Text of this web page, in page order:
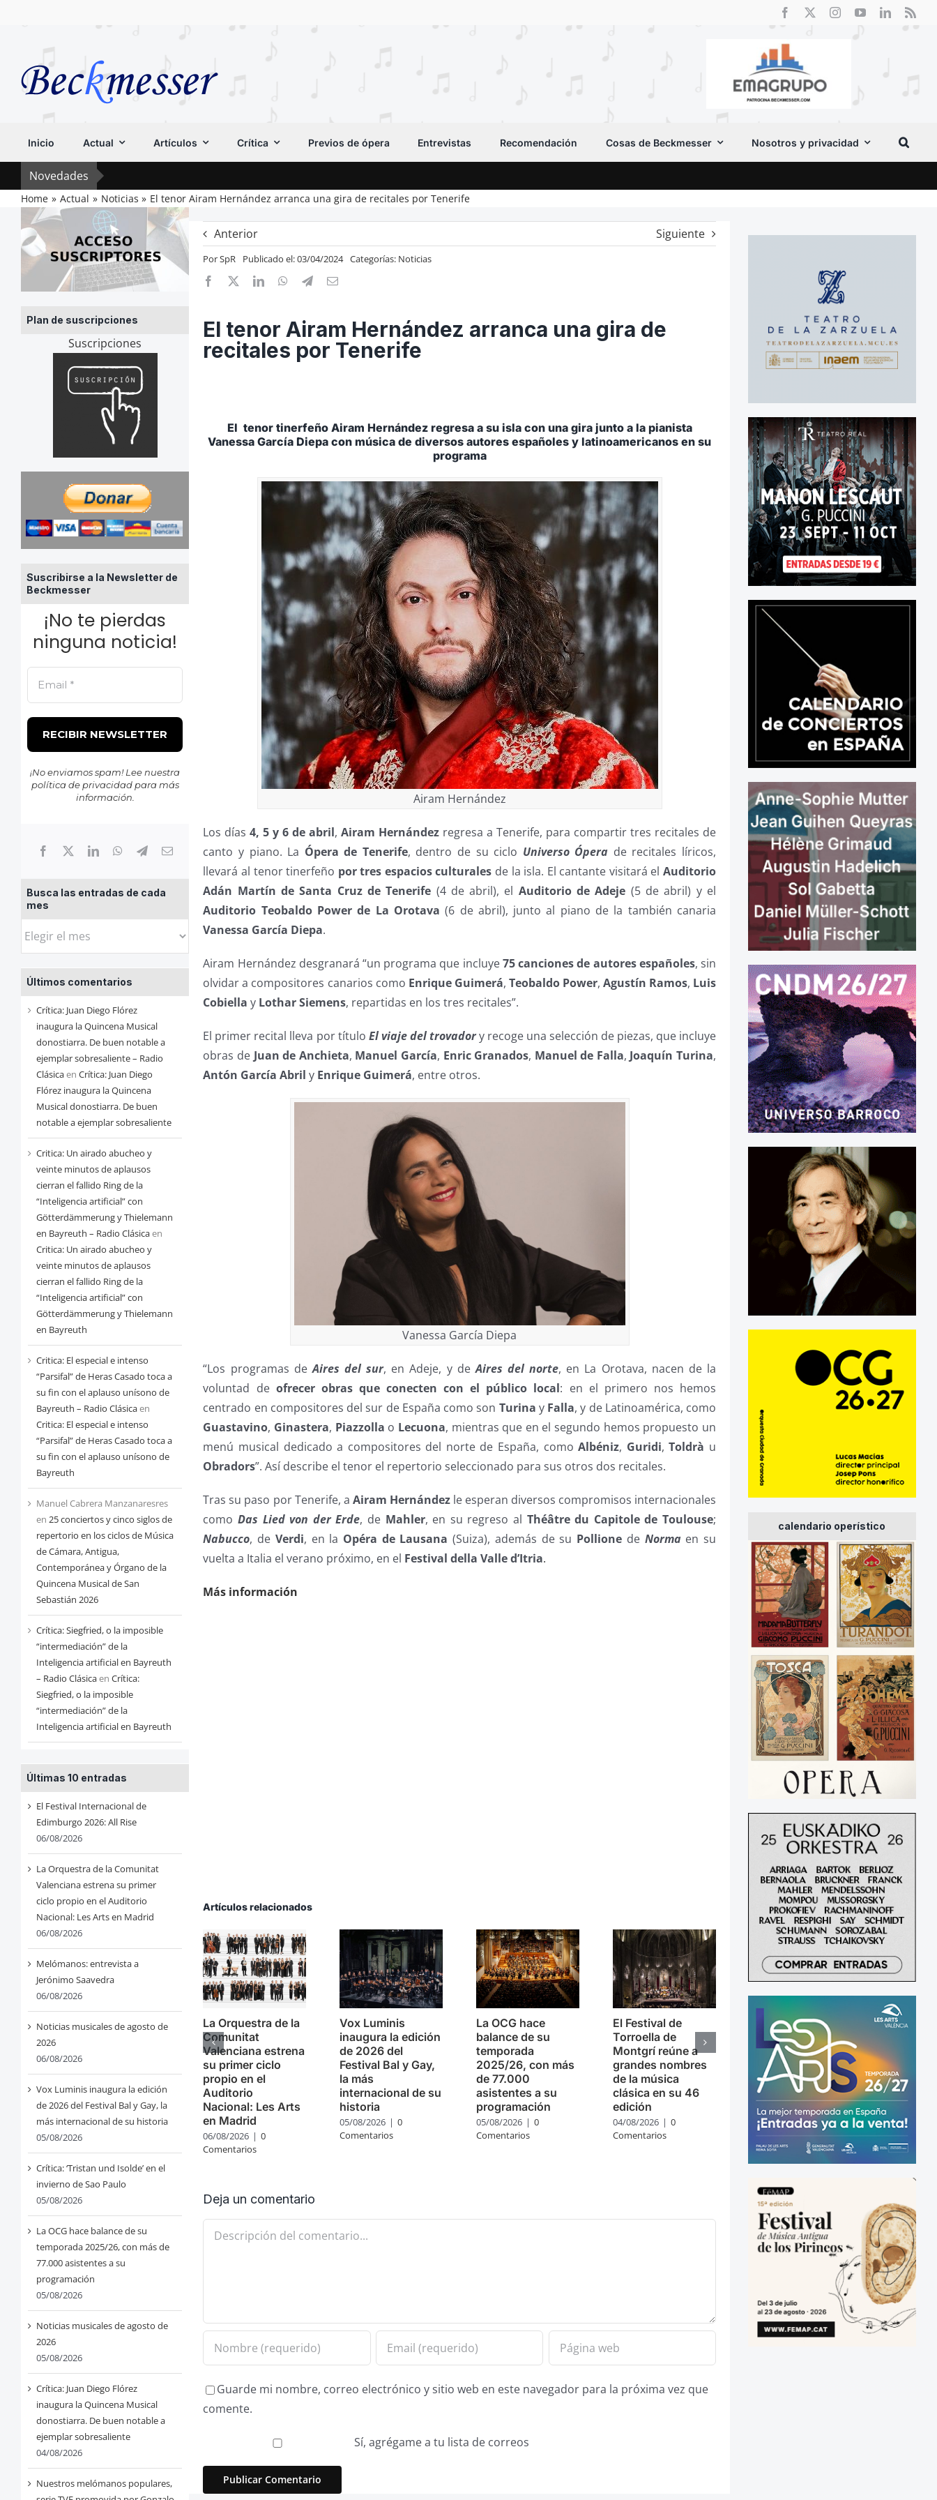
Inicio Actual Artículos Crítica Previos de ópera Entrevistas Recomendación Cosas de Beckmesser Nosotros y privacidad
Novedades
Home Actual Noticias El tenor Airam Hernández arranca una gira de recitales por Tenerife
Plan de suscripciones
Suscripciones
Suscribirse a la Newsletter de
Beckmesser
¡No te pierdas
ninguna noticia!
¡No enviamos spam! Lee nuestra
política de privacidadpara más
información.
Busca las entradas de cada
mes
Busca
entradas
de
cada
mes
Últimos comentarios
Crítica: Juan Diego Flórez
inaugura la Quincena Musical
donostiarra. De buen notable a
ejemplar sobresaliente – Radio
Clásicaen Crítica: Juan Diego
Flórez inaugura la Quincena
Musical donostiarra. De buen
notable a ejemplar sobresaliente
Critica: Un airado abucheo y
veinte minutos de aplausos
cierran el fallido Ring de la
“Inteligencia artificial” con
Götterdämmerung y Thielemann
en Bayreuth – Radio Clásicaen
Critica: Un airado abucheo y
veinte minutos de aplausos
cierran el fallido Ring de la
“Inteligencia artificial” con
Götterdämmerung y Thielemann
en Bayreuth
Critica: El especial e intenso
“Parsifal” de Heras Casado toca a
su fin con el aplauso unísono de
Bayreuth – Radio Clásicaen
Critica: El especial e intenso
“Parsifal” de Heras Casado toca a
su fin con el aplauso unísono de
Bayreuth
Manuel Cabrera Manzanaresres
en 25 conciertos y cinco siglos de
repertorio en los ciclos de Música
de Cámara, Antigua,
Contemporánea y Órgano de la
Quincena Musical de San
Sebastián 2026
Crítica: Siegfried, o la imposible
“intermediación” de la
Inteligencia artificial en Bayreuth
– Radio Clásicaen Crítica:
Siegfried, o la imposible
“intermediación” de la
Inteligencia artificial en Bayreuth
Últimas 10 entradas
El Festival Internacional de
Edimburgo 2026: All Rise
06/08/2026
La Orquestra de la Comunitat
Valenciana estrena su primer
ciclo propio en el Auditorio
Nacional: Les Arts en Madrid
06/08/2026
Melómanos: entrevista a
Jerónimo Saavedra
06/08/2026
Noticias musicales de agosto de
2026
06/08/2026
Vox Luminis inaugura la edición
de 2026 del Festival Bal y Gay, la
más internacional de su historia
05/08/2026
Crítica: ‘Tristan und Isolde’ en el
invierno de Sao Paulo
05/08/2026
La OCG hace balance de su
temporada 2025/26, con más de
77.000 asistentes a su
programación
05/08/2026
Noticias musicales de agosto de
2026
05/08/2026
Crítica: Juan Diego Flórez
inaugura la Quincena Musical
donostiarra. De buen notable a
ejemplar sobresaliente
04/08/2026
Nuestros melómanos populares,
Anterior Siguiente
PorSpR Publicado el: 03/04/2024 Categorías: Noticias
El tenor Airam Hernández arranca una gira de
recitales por Tenerife
El tenor tinerfeño Airam Hernández regresa a su isla con una gira junto a la pianista
Vanessa García Diepa con música de diversos autores españoles y latinoamericanos en su
programa
Airam Hernández
Los días4, 5 y 6 de abril,Airam Hernández regresa a Tenerife, para compartir tres recitales de
canto y piano. La Ópera de Tenerife, dentro de su ciclo Universo Ópera de recitales líricos,
llevará al tenor tinerfeño por tres espacios culturales de la isla. El cantante visitará el Auditorio
Adán Martín de Santa Cruz de Tenerife (4 de abril), el Auditorio de Adeje (5 de abril) y el
Auditorio Teobaldo Power de La Orotava(6 de abril), junto al piano de la también canaria
Vanessa García Diepa.
Airam Hernández desgranará “un programa que incluye75 canciones de autores españoles, sin
olvidar a compositores canarios como Enrique Guimerá, Teobaldo Power, Agustín Ramos, Luis
Cobiella y Lothar Siemens, repartidas en los tres recitales”.
El primer recital lleva por título El viaje del trovadory recoge una selección de piezas, que incluye
obras de Juan de Anchieta, Manuel García, Enric Granados, Manuel de Falla, Joaquín Turina,
Antón García Abril y Enrique Guimerá, entre otros.
Vanessa García Diepa
“Los programas deAires del sur, en Adeje, y deAires del norte, en La Orotava, nacen de la
voluntad de ofrecer obras que conecten con el público local: en el primero nos hemos
centrado en compositores del sur de España como son Turina y Falla, y de Latinoamérica, como
Guastavino, Ginastera, Piazzolla o Lecuona, mientras que en el segundo hemos propuesto un
menú musical dedicado a compositores del norte de España, comoAlbéniz, Guridi,Toldrà u
Obradors”. Así describe el tenor el repertorio seleccionado para sus otros dos recitales.
Tras su paso por Tenerife, a Airam Hernándezle esperan diversos compromisos internacionales
como Das Lied von der Erde, de Mahler, en su regreso al Théâtre du Capitole de Toulouse;
Nabucco, de Verdi, en la Opéra de Lausana (Suiza), además de su Pollione de Normaen su
vuelta a Italia el verano próximo, en el Festival della Valle d’Itria.
Más información
Artículos relacionados
La Orquestra de la
Comunitat
Valenciana estrena
su primer ciclo
propio en el
Auditorio
Nacional: Les Arts
en Madrid
06/08/2026 | 0
Comentarios
Vox Luminis
inaugura la edición
de 2026 del
Festival Bal y Gay,
la más
internacional de su
historia
05/08/2026 | 0
Comentarios
La OCG hace
balance de su
temporada
2025/26, con más
de 77.000
asistentes a su
programación
05/08/2026 | 0
Comentarios
El Festival de
Torroella de
Montgrí reúne a
grandes nombres
de la música
clásica en su 46
edición
04/08/2026 | 0
Comentarios
Deja un comentario
Comentario
Guarde mi nombre, correo electrónico y sitio web en este navegador para la próxima vez que
comente.
Sí, agrégame a tu lista de correos
calendario operístico